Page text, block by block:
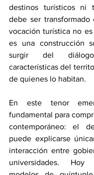
destinos turísticos ni
debe ser transformado
vocación turística no
es una construcción
surgir del
características del
de quienes lo habitan.
En este tenor
fundamental para
contemporáneo: el
puede explicarse
interacción entre
universidades.